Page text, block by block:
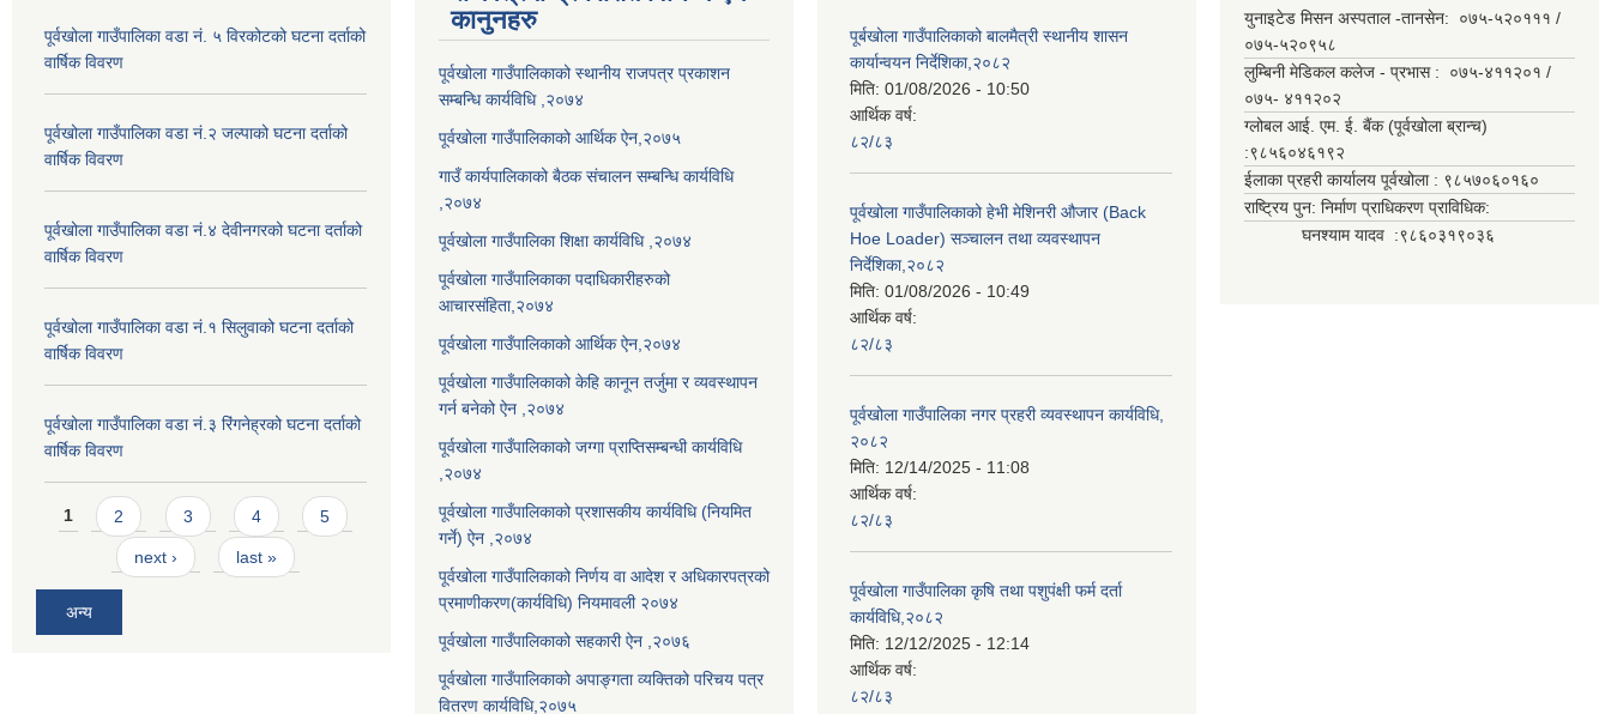
पूर्वखोला गाउँपालिका वडा नं. ५ विरकोटको घटना दर्ताको
वार्षिक विवरण
पूर्वखोला गाउँपालिका वडा नं.२ जल्पाको घटना दर्ताको
वार्षिक विवरण
पूर्वखोला गाउँपालिका वडा नं.४ देवीनगरको घटना दर्ताको
वार्षिक विवरण
पूर्वखोला गाउँपालिका वडा नं.१ सिलुवाको घटना दर्ताको
वार्षिक विवरण
पूर्वखोला गाउँपालिका वडा नं.३ रिंगनेह्रको घटना दर्ताको
वार्षिक विवरण
Pages
1 2 3 4 5
next › last »
अन्य
कानुनहरु
पूर्वखोला गाउँपालिकाको स्थानीय राजपत्र प्रकाशन
सम्बन्धि कार्यविधि ,२०७४
पूर्वखोला गाउँपालिकाको आर्थिक ऐन,२०७५
गाउँ कार्यपालिकाको बैठक संचालन सम्बन्धि कार्यविधि
,२०७४
पूर्वखोला गाउँपालिका शिक्षा कार्यविधि ,२०७४
पूर्वखोला गाउँपालिकाका पदाधिकारीहरुको
आचारसंहिता,२०७४
पूर्वखोला गाउँपालिकाको आर्थिक ऐन,२०७४
पूर्वखोला गाउँपालिकाको केहि कानून तर्जुमा र व्यवस्थापन
गर्न बनेको ऐन ,२०७४
पूर्वखोला गाउँपालिकाको जग्गा प्राप्तिसम्बन्धी कार्यविधि
,२०७४
पूर्वखोला गाउँपालिकाको प्रशासकीय कार्यविधि (नियमित
गर्ने) ऐन ,२०७४
पूर्वखोला गाउँपालिकाको निर्णय वा आदेश र अधिकारपत्रको
प्रमाणीकरण(कार्यविधि) नियमावली २०७४
पूर्वखोला गाउँपालिकाको सहकारी ऐन ,२०७६
पूर्वखोला गाउँपालिकाको अपाङ्गता व्यक्तिको परिचय पत्र
वितरण कार्यविधि,२०७५
पूर्बखोला गाउँपालिकाको बालमैत्री स्थानीय शासन
कार्यान्वयन निर्देशिका,२०८२
मिति: 01/08/2026 - 10:50
आर्थिक वर्ष:
८२/८३
पूर्वखोला गाउँपालिकाको हेभी मेशिनरी औजार (Back
Hoe Loader) सञ्चालन तथा व्यवस्थापन
निर्देशिका,२०८२
मिति: 01/08/2026 - 10:49
आर्थिक वर्ष:
८२/८३
पूर्वखोला गाउँपालिका नगर प्रहरी व्यवस्थापन कार्यविधि,
२०८२
मिति: 12/14/2025 - 11:08
आर्थिक वर्ष:
८२/८३
पूर्वखोला गाउँपालिका कृषि तथा पशुपंक्षी फर्म दर्ता
कार्यविधि,२०८२
मिति: 12/12/2025 - 12:14
आर्थिक वर्ष:
८२/८३
युनाइटेड मिसन अस्पताल -तानसेन: ०७५-५२०१११ /
०७५-५२०९५८
लुम्बिनी मेडिकल कलेज - प्रभास : ०७५-४११२०१ /
०७५- ४११२०२
ग्लोबल आई. एम. ई. बैंक (पूर्वखोला ब्रान्च)
:९८५६०४६१९२
ईलाका प्रहरी कार्यालय पूर्वखोला : ९८५७०६०१६०
राष्ट्रिय पुन: निर्माण प्राधिकरण प्राविधिक:
घनश्याम यादव :९८६०३१९०३६